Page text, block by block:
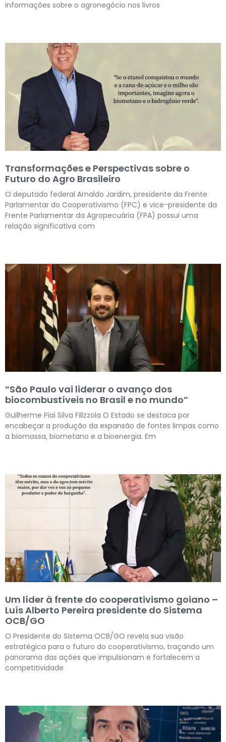
informações sobre o agronegócio nos livros
Transformações e Perspectivas sobre o
Futuro do Agro Brasileiro
O deputado federal Arnaldo Jardim, presidente da Frente
Parlamentar do Cooperativismo (FPC) e vice-presidente da
Frente Parlamentar da Agropecuária (FPA) possui uma
relação significativa com
“São Paulo vai liderar o avanço dos
biocombustíveis no Brasil e no mundo”
Guilherme Piai Silva Filizzola O Estado se destaca por
encabeçar a produção da expansão de fontes limpas como
a biomassa, biometano e a bioenergia. Em
Um líder à frente do cooperativismo goiano –
Luís Alberto Pereira presidente do Sistema
OCB/GO
O Presidente do Sistema OCB/GO revela sua visão
estratégica para o futuro do cooperativismo, traçando um
panorama das ações que impulsionam e fortalecem a
competitividade